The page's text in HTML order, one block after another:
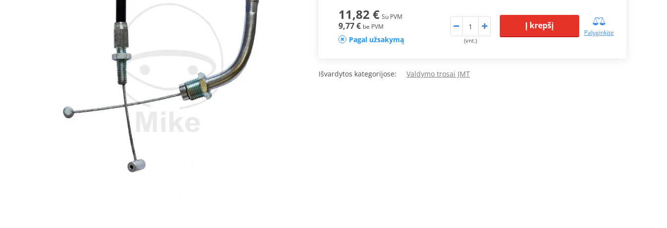
11,82 € Su PVM
9,77 € be PVM
Pagal užsakymą (vnt.)
Į krepšį
Palyginkite
Išvardytos kategorijose: Valdymo trosai JMT